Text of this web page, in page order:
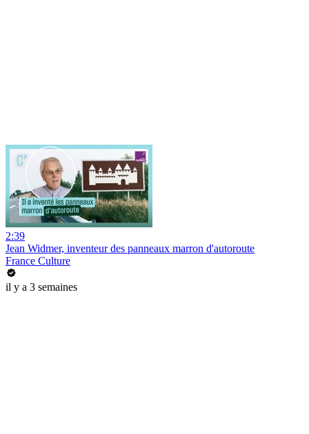
2:39
Jean Widmer, inventeur des panneaux marron d'autoroute
France Culture
il y a 3 semaines